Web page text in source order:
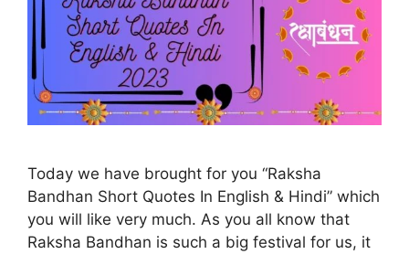
Today we have brought for you “Raksha
Bandhan Short Quotes In English & Hindi” which
you will like very much. As you all know that
Raksha Bandhan is such a big festival for us, it